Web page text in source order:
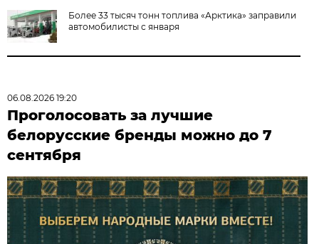
Более 33 тысяч тонн топлива «Арктика» заправили
автомобилисты с января
06.08.2026 19:20
Проголосовать за лучшие
белорусские бренды можно до 7
сентября